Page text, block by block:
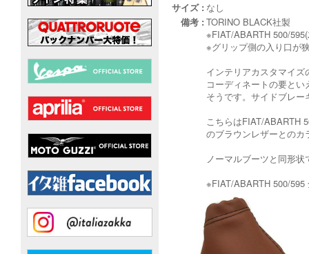
サイズ : なし
備考 : TORINO BLACK社製
※FIAT/ABARTH 500/
※グリップ側の入り口が
インテリアカスタマイ
コーディネートの要と
そうです。サイドブレー
こちらはFIAT/ABARTH
のブラウンレザーとの
ノーマルブーツと同形
※FIAT/ABARTH 500/595